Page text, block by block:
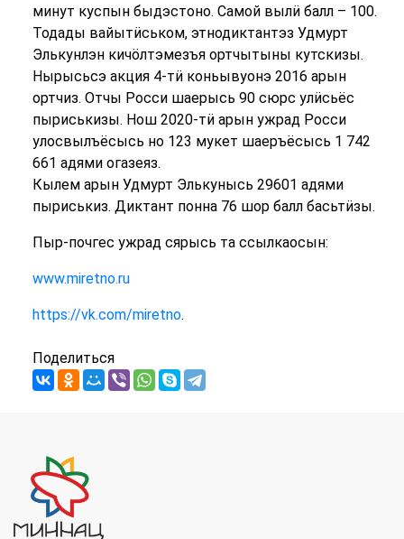
минут куспын быдэстоно. Самой вылӥ балл – 100.
Тодады вайытӥськом, этнодиктантэз Удмурт
Элькунлэн кичӧлтэмезъя ортчытыны кутскизы.
Нырысьсэ акция 4-тӥ коньывуонэ 2016 арын
ортчиз. Отчы Росси шаерысь 90 сюрс улӥсьёс
пыриськизы. Нош 2020-тӥ арын ужрад Росси
улосвылъёсысь но 123 мукет шаеръёсысь 1 742
661 адями огазеяз.
Кылем арын Удмурт Элькунысь 29601 адями
пыриськиз. Диктант понна 76 шор балл басьтӥзы.
Пыр-почгес ужрад сярысь та ссылкаосын:
www.miretno.ru
https://vk.com/miretno.
Поделиться